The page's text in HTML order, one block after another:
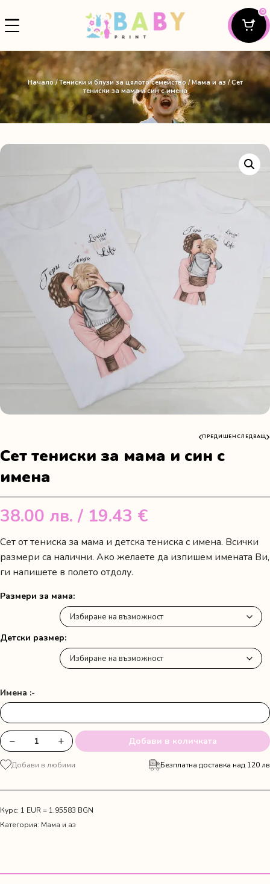
0
Начало/Тениски и блузи за цялото семейство/Мама и аз / Сет
тениски за мама и син с имена
ПРЕДИШЕН СЛЕДВАЩ
Сет тениски за мама и син с
имена
38.00 лв. / 19.43 €
Сет от тениска за мама и детска тениска с имена. Всички
размери са налични. Ако желаете да изпишем имената Ви,
ги напишете в полето отдолу.
Размери за мама
Детски размер
Имена :-
количество
за
Сет
мама
и
− + Добави в количката
Добави в любими Безплатна доставка над 120 лв
Курс: 1 EUR = 1.95583 BGN
Категория: Мама и аз